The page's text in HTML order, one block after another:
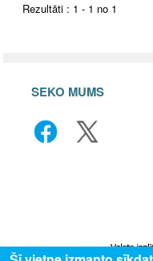
Rezultāti : 1 - 1 no 1
SEKO MUMS